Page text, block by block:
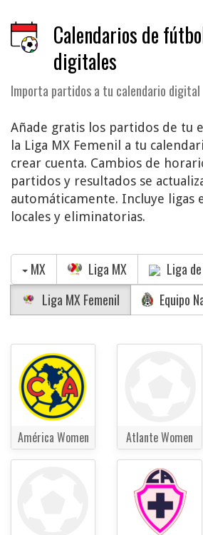
Calendarios de
digitales
Importa partidos a tu calendario digital
Añade gratis los partidos de tu
la Liga MX Femenil a tu
crear cuenta. Cambios de
partidos y resultados se
automáticamente. Incluye ligas
locales y eliminatorias.
MX Liga MX
Liga
Liga MX Femenil
Equipo
América Women Atlante Women